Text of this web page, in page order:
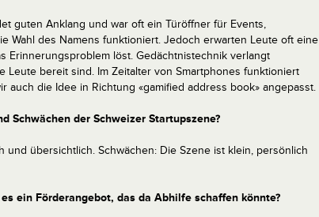
guten Anklang und war oft ein Türöffner für Events,
Wahl des Namens funktioniert. Jedoch erwarten Leute oft eine
Erinnerungsproblem löst. Gedächtnistechnik verlangt
Leute bereit sind. Im Zeitalter von Smartphones funktioniert
auch die Idee in Richtung «gamified address book» angepasst.
Schwächen der Schweizer Startupszene?
und übersichtlich. Schwächen: Die Szene ist klein, persönlich
ein Förderangebot, das da Abhilfe schaffen könnte?